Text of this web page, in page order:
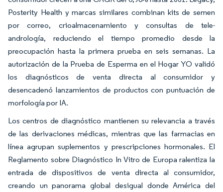
Posterity Health y marcas similares combinan kits de semen
por correo, crioalmacenamiento y consultas de tele-
andrología, reduciendo el tiempo promedio desde la
preocupación hasta la primera prueba en seis semanas. La
autorización de la Prueba de Esperma en el Hogar YO validó
los diagnósticos de venta directa al consumidor y
desencadenó lanzamientos de productos con puntuación de
morfología por IA.
Los centros de diagnóstico mantienen su relevancia a través
de las derivaciones médicas, mientras que las farmacias en
línea agrupan suplementos y prescripciones hormonales. El
Reglamento sobre Diagnóstico In Vitro de Europa ralentiza la
entrada de dispositivos de venta directa al consumidor,
creando un panorama global desigual donde América del